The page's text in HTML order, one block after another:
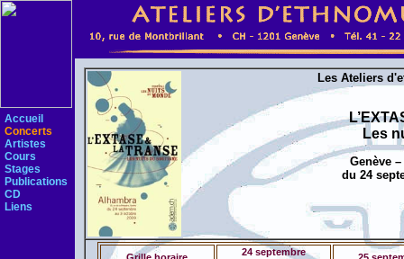
Accueil
Concerts
Artistes
Cours
Stages
Publications
CD
Liens
Les Ateliers
Les
Genève
du 24
24 septembre